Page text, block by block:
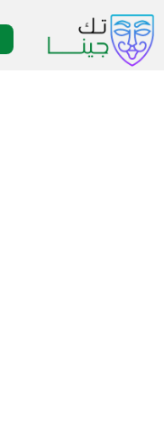
التجاوز
إلى
المحتوى